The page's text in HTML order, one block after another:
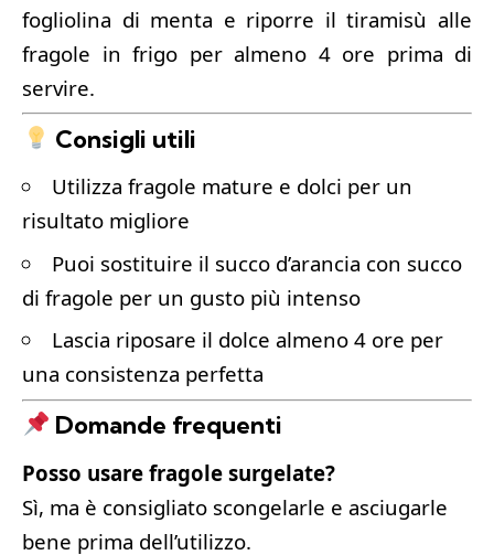
fogliolina di menta e riporre il tiramisù alle
fragole in frigo per almeno 4 ore prima di
servire.
Consigli utili
Utilizza fragole mature e dolci per un
risultato migliore
Puoi sostituire il succo d’arancia con succo
di fragole per un gusto più intenso
Lascia riposare il dolce almeno 4 ore per
una consistenza perfetta
Domande frequenti
Posso usare fragole surgelate?
Sì, ma è consigliato scongelarle e asciugarle
bene prima dell’utilizzo.